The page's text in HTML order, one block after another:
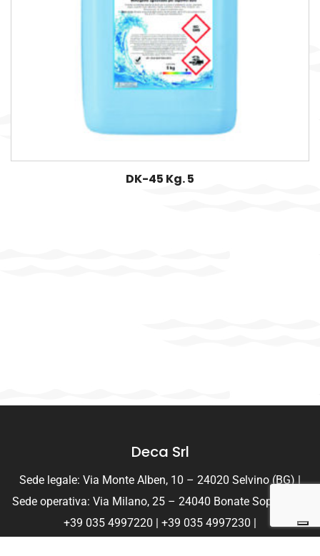
DK-45 Kg. 5
Deca Srl
Sede legale: Via Monte Alben, 10 – 24020 Selvino (BG) |
Sede operativa: Via Milano, 25 – 24040 Bonate Sopra (BG)
+39 035 4997220 | +39 035 4997230 |